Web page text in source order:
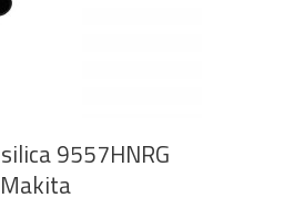
9557HNRG
Makita